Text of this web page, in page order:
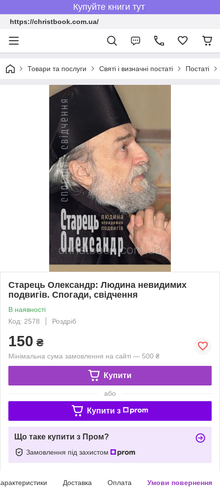
Купуйте книги тут
https://christbook.com.ua/
Товари та послуги Святі і визначні постаті Постаті
Старець Олександр: Людина невидимих
подвигів. Спогади, свідчення
В наявності
Код: 2578
Роздріб
150 ₴
Мінімальна сума замовлення на сайті — 500 ₴
Купити
або
Купити з
Що таке купити з Пром?
Замовлення під захистом
Доставка Оплата Умови повернення